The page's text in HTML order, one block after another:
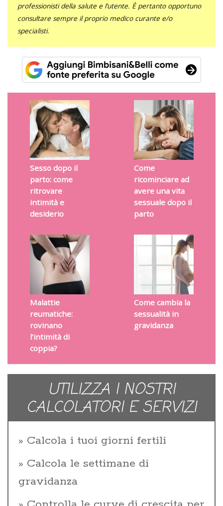
professionisti della salute e l’utente. È pertanto opportuno
consultare sempre il proprio medico curante e/o
specialisti.
Sesso dopo il
parto: come
ritrovare
intimità e
desiderio
Come
ricominciare ad
avere una vita
sessuale dopo il
parto
Malattie
reumatiche:
rovinano
l’intimità di
coppia?
Come cambia la
sessualità in
gravidanza
UTILIZZA I NOSTRI
CALCOLATORI E SERVIZI
Calcola i tuoi giorni fertili
Calcola le settimane di
gravidanza